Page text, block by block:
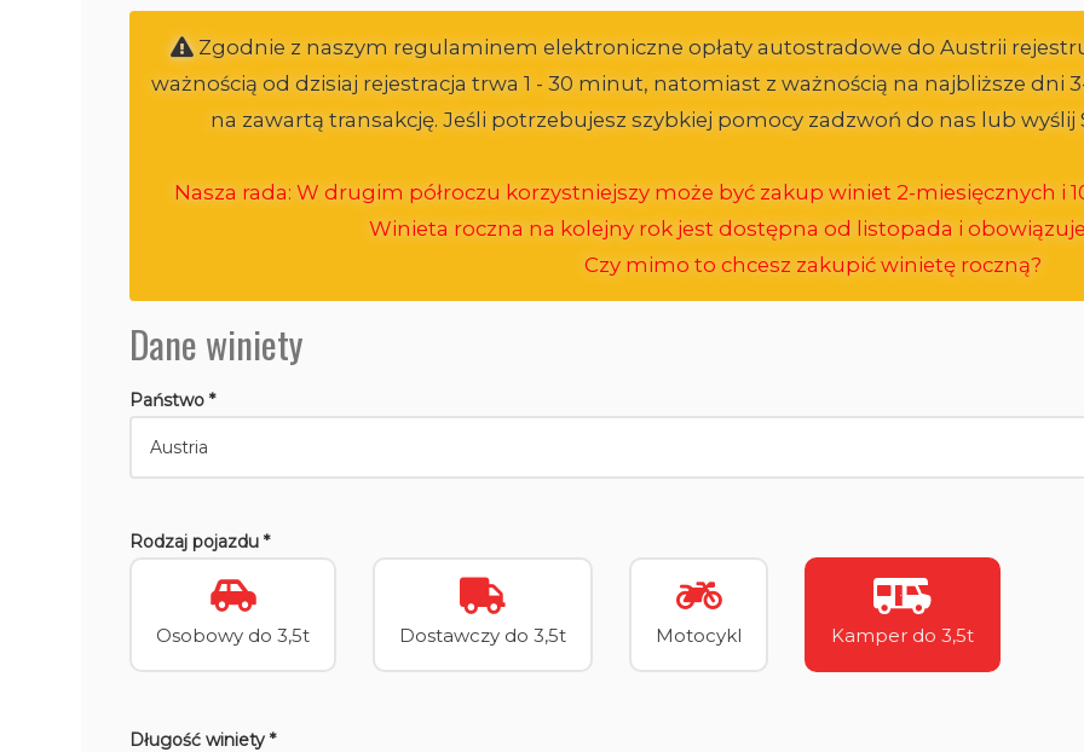
Zgodnie z naszym regulaminem elektroniczne opłaty autostradowe do Austrii
ważnością od dzisiaj rejestracja trwa 1 - 30 minut, natomiast z ważnością na najbliższe dni
na zawartą transakcję. Jeśli potrzebujesz szybkiej pomocy zadzwoń do nas lub wyślij
Nasza rada: W drugim półroczu korzystniejszy może być zakup winiet 2-miesięcznych i
Winieta roczna na kolejny rok jest dostępna od listopada i
Czy mimo to chcesz zakupić winietę roczną?
Dane winiety
Państwo *
Rodzaj pojazdu *
Osobowy do 3,5t Dostawczy do 3,5t Motocykl Kamper do 3,5t
Długość winiety *